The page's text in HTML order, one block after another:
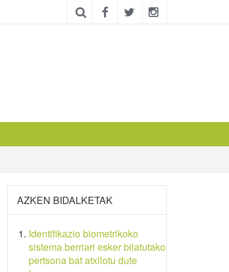
AZKEN BIDALKETAK
Identifikazio biometrikoko
sistema berriari esker bilatutako
pertsona bat atxilotu dute